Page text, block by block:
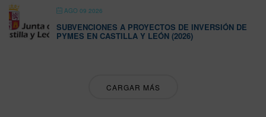
AGO 09 2026
SUBVENCIONES A PROYECTOS DE INVERSIÓN DE
PYMES EN CASTILLA Y LEÓN (2026)
CARGAR MÁS